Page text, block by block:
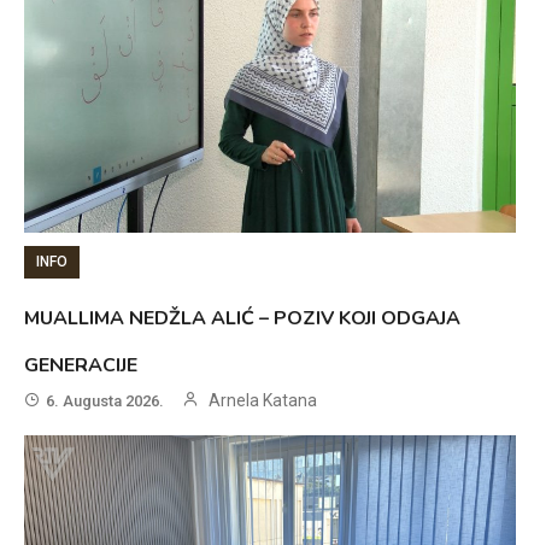
INFO
MUALLIMA NEDŽLA ALIĆ – POZIV KOJI ODGAJA
GENERACIJE
6. Augusta 2026. Arnela Katana